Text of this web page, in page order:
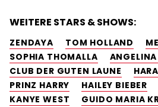
WEITERE STARS & SHOWS:
ZENDAYA TOM HOLLAND
SOPHIA THOMALLA
CLUB DER GUTEN LAUNE
PRINZ HARRY
HAILEY BIEBER
KANYE WEST
GUIDO MARIA